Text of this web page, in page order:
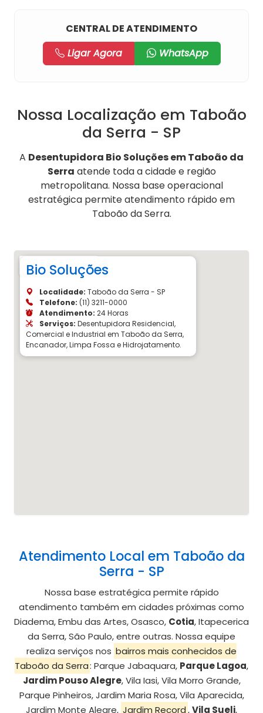
CENTRAL DE ATENDIMENTO
Ligar Agora
WhatsApp
Nossa Localização em Taboão
da Serra - SP
A Desentupidora Bio Soluções em Taboão da
Serra atende toda a cidade e região
metropolitana. Nossa base operacional
estratégica permite atendimento rápido em
Taboão da Serra.
Bio Soluções
Localidade: Taboão da Serra - SP
Telefone: (11) 3211-0000
Atendimento: 24 Horas
Serviços: Desentupidora Residencial,
Comercial e Industrial em Taboão da Serra,
Encanador, Limpa Fossa e Hidrojatamento.
Atendimento Local em Taboão da
Serra - SP
Nossa base estratégica permite rápido
atendimento também em cidades próximas como
Diadema, Embu das Artes, Osasco, Cotia, Itapecerica
da Serra, São Paulo, entre outras. Nossa equipe
realiza serviços nos bairros mais conhecidos de
Taboão da Serra: Parque Jabaquara, Parque Lagoa,
Jardim Pouso Alegre, Vila Iasi, Vila Morro Grande,
Parque Pinheiros, Jardim Maria Rosa, Vila Aparecida,
Jardim Monte Alegre, Jardim Record,Vila Sueli,